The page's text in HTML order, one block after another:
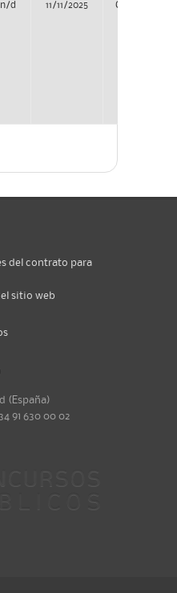
n/d 11/11/2025 Concurso
del contrato para
sitio web
(España)
91 630 00 02